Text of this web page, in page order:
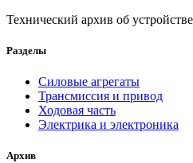
Технический архив об
Разделы
Силовые агрегаты
Трансмиссия и привод
Ходовая часть
Электрика и электроника
Архив